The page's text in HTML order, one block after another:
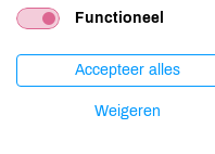
Soja
Weekdieren
Zwaveldioxide / sulfieten
Functioneel
Accepteer alles
Weigeren